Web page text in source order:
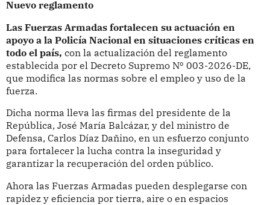
Nuevo reglamento
Las Fuerzas Armadas fortalecen su actuación en
apoyo a la Policía Nacional en situaciones críticas en
todo el país, con la actualización del reglamento
establecida por el Decreto Supremo Nº 003-2026-DE,
que modifica las normas sobre el empleo y uso de la
fuerza.
Dicha norma lleva las firmas del presidente de la
República, José María Balcázar, y del ministro de
Defensa, Carlos Díaz Dañino, en un esfuerzo conjunto
para fortalecer la lucha contra la inseguridad y
garantizar la recuperación del orden público.
Ahora las Fuerzas Armadas pueden desplegarse con
rapidez y eficiencia por tierra, aire o en espacios